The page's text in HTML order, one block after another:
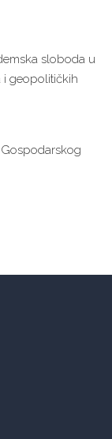
sloboda u
i geopolitičkih